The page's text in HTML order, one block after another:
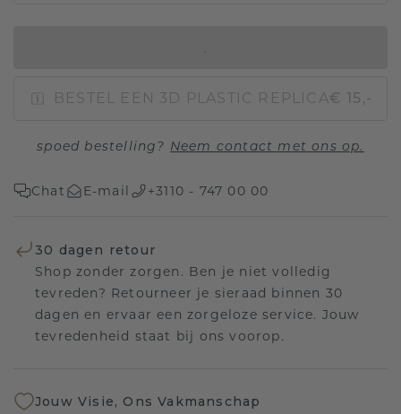
BESTEL EEN 3D PLASTIC REPLICA€ 15,-
spoed bestelling? Neem contact met ons op.
Chat E-mail +3110 - 747 00 00
30 dagen retour
Shop zonder zorgen. Ben je niet volledig
tevreden? Retourneer je sieraad binnen 30
dagen en ervaar een zorgeloze service. Jouw
tevredenheid staat bij ons voorop.
Jouw Visie, Ons Vakmanschap